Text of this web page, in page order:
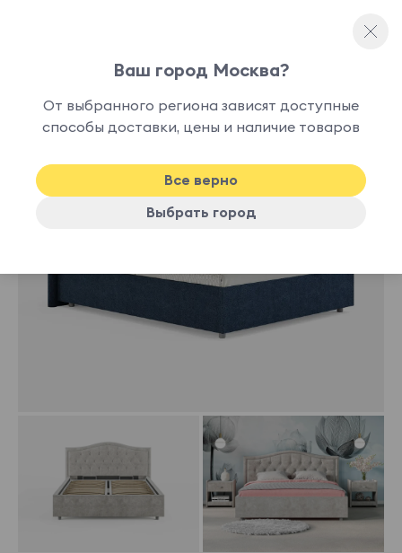
наличии
Ваш город Москва?
От выбранного региона зависят доступные
способы доставки, цены и наличие товаров
Все верно
Выбрать город